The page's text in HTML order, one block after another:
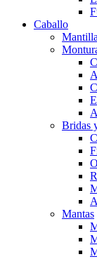
Caballo
Bridas
Mantas